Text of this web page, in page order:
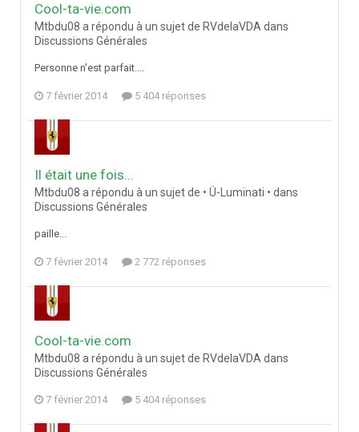
Cool-ta-vie.com
Mtbdu08 a répondu à un sujet de RVdelaVDA dans
Discussions Générales
Personne n'est parfait....
7 février 2014 5 404 réponses
Il était une fois...
Mtbdu08 a répondu à un sujet de • Ü-Luminati • dans
Discussions Générales
paille...
7 février 2014 2 772 réponses
Cool-ta-vie.com
Mtbdu08 a répondu à un sujet de RVdelaVDA dans
Discussions Générales
7 février 2014 5 404 réponses